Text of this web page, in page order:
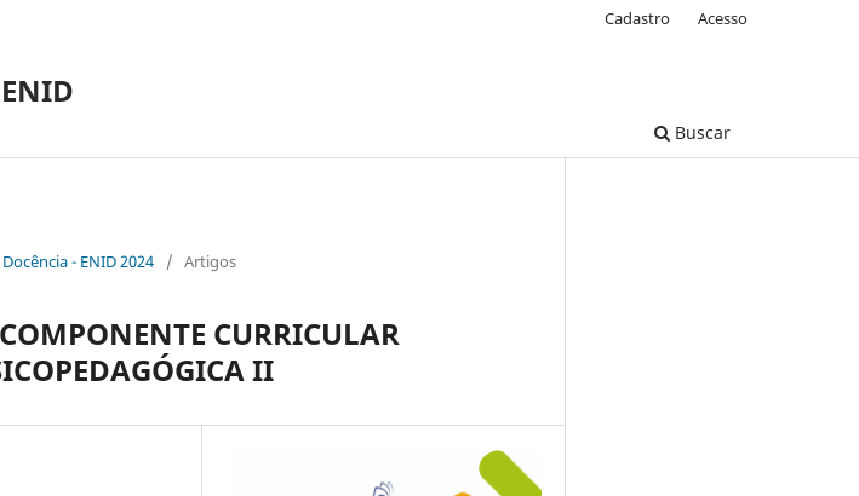
Buscar
Cadastro Acesso
- ENID 2024 / Artigos
CURRICULAR
II